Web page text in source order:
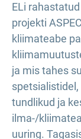
ELi
projekti
kliimateabe
ja mis tahes
tundlikud ja
ilma-/
uuring.